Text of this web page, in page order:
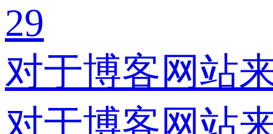
29
对于博客网站
对于博客网站